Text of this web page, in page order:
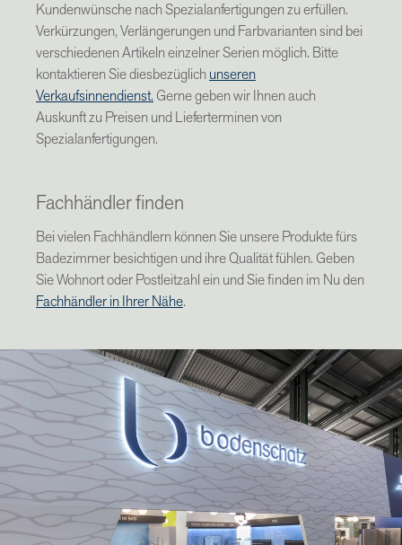
Kundenwünsche nach Spezialanfertigungen zu erfüllen.
Verkürzungen, Verlängerungen und Farbvarianten sind bei
verschiedenen Artikeln einzelner Serien möglich. Bitte
kontaktieren Sie diesbezüglichunseren
Verkaufsinnendienst.Gerne geben wir Ihnen auch
Auskunft zu Preisen und Lieferterminen von
Spezialanfertigungen.
Fachhändler finden
Bei vielen Fachhändlern können Sie unsere Produkte fürs
Badezimmer besichtigen und ihre Qualität fühlen. Geben
Sie Wohnort oder Postleitzahl ein und Sie finden im Nu den
Fachhändler in Ihrer Nähe.